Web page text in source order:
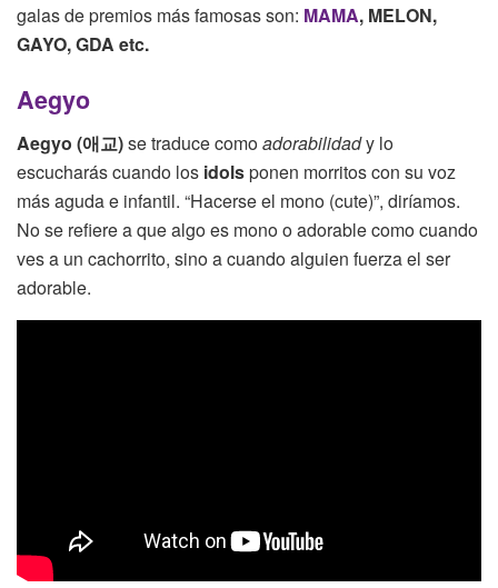
galas de premios más famosas son: MAMA, MELON,
GAYO, GDA etc.
Aegyo
Aegyo (애교)se traduce comoadorabilidady lo
escucharás cuando los idolsponen morritos con su voz
más aguda e infantil. “Hacerse el mono (cute)”, diríamos.
No se refiere a que algo es mono o adorable como cuando
ves a un cachorrito, sino a cuando alguien fuerza el ser
adorable.